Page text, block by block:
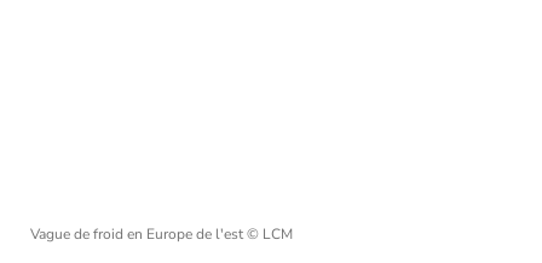
Vague de froid en Europe de l'est© LCM